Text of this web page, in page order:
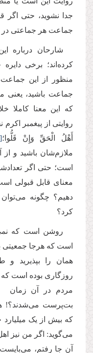
جدا نشوید، حتی اگر
جماعت هر جماعتی در
شارحان درباره
کرده‌اند؛ برخی
منظور از این
جماعت باشید، یعنی
که این معنا کاملا
روایتی از پیغمبر
أَهْلُ الْحَقِّ وَإِنْ قَلُّوا؛
ملازم‌‌شان باشید و
است؛ حتی اگر
معنای قابل قبولی
دهیم؟ چگونه
کرد؟
روشن است که
است که هرجا جمعیتی
همان را بپذیرید و
روزگاری بوده است که
مردم در آن زمان
بت‌پرست می‌شدند؟!
که بیش از یک میلیارد
می‌گوید: اگر من نیز
آن جا رفتم،